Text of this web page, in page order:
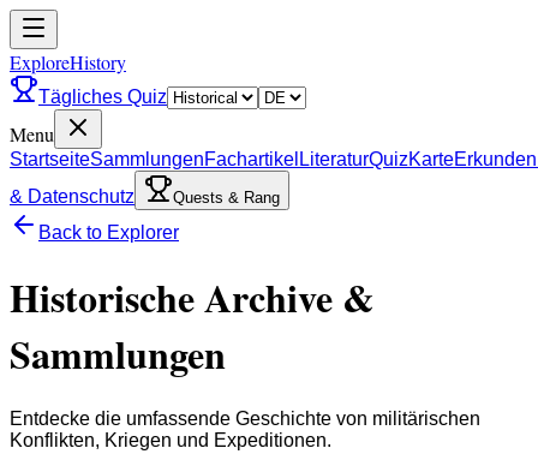
ExploreHistory
Tägliches Quiz
Menu
StartseiteSammlungenFachartikel LiteraturQuizKarteErkunden
& Datenschutz
Quests & Rang
Back to Explorer
Historische Archive &
Sammlungen
Entdecke die umfassende Geschichte von militärischen
Konflikten, Kriegen und Expeditionen.